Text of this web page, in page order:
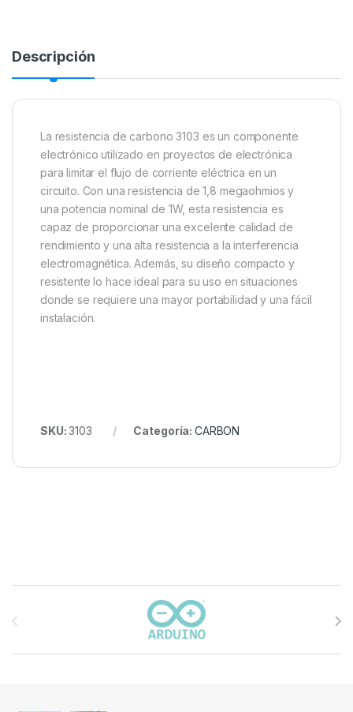
Descripción
La resistencia de carbono 3103 es un componente
electrónico utilizado en proyectos de electrónica
para limitar el flujo de corriente eléctrica en un
circuito. Con una resistencia de 1,8 megaohmios y
una potencia nominal de 1W, esta resistencia es
capaz de proporcionar una excelente calidad de
rendimiento y una alta resistencia a la interferencia
electromagnética. Además, su diseño compacto y
resistente lo hace ideal para su uso en situaciones
donde se requiere una mayor portabilidad y una fácil
instalación.
SKU:3103 Categoría: CARBON
Carrusel de marcas